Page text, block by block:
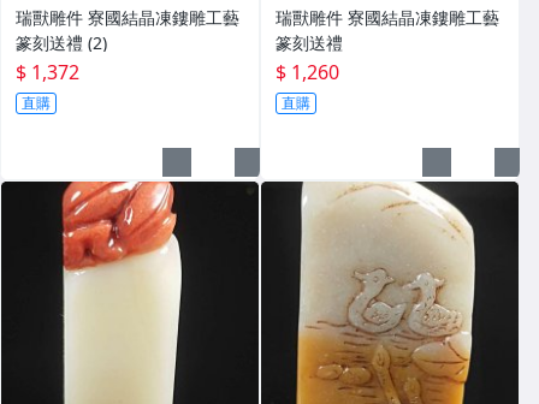
瑞獸雕件 寮國結晶凍鏤雕工藝
篆刻送禮 (2)
$ 1,372
直購
瑞獸雕件 寮國結晶凍鏤雕工藝
篆刻送禮
$ 1,260
直購